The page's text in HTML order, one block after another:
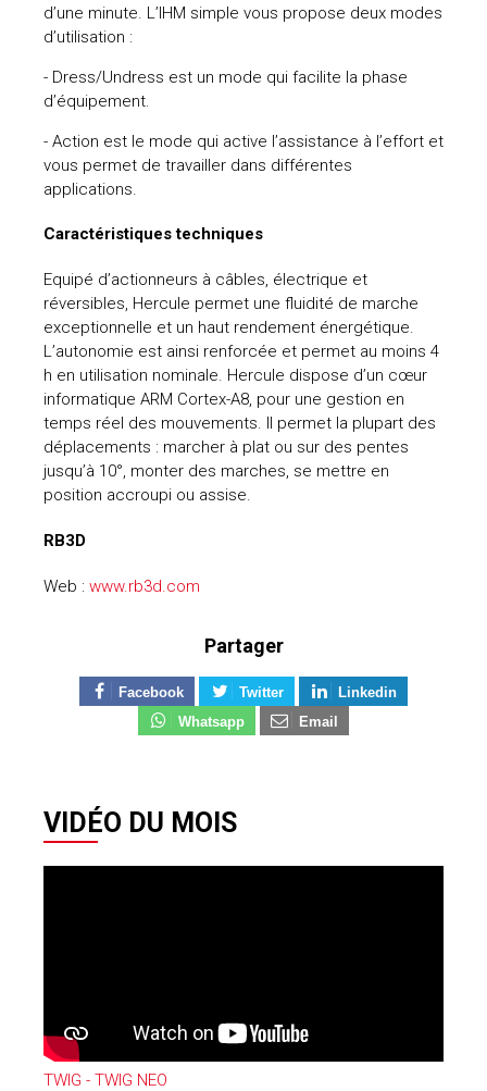
d’une minute. L’IHM simple vous propose deux modes
d’utilisation :
- Dress/Undress est un mode qui facilite la phase
d’équipement.
- Action est le mode qui active l’assistance à l’effort et
vous permet de travailler dans différentes
applications.
Caractéristiques techniques
Equipé d’actionneurs à câbles, électrique et
réversibles, Hercule permet une fluidité de marche
exceptionnelle et un haut rendement énergétique.
L’autonomie est ainsi renforcée et permet au moins 4
h en utilisation nominale. Hercule dispose d’un cœur
informatique ARM Cortex-A8, pour une gestion en
temps réel des mouvements. Il permet la plupart des
déplacements : marcher à plat ou sur des pentes
jusqu’à 10°, monter des marches, se mettre en
position accroupi ou assise.
RB3D
Web : www.rb3d.com
Partager
Facebook Twitter
Linkedin
Whatsapp
Email
VIDÉO DU MOIS
TWIG - TWIG NEO